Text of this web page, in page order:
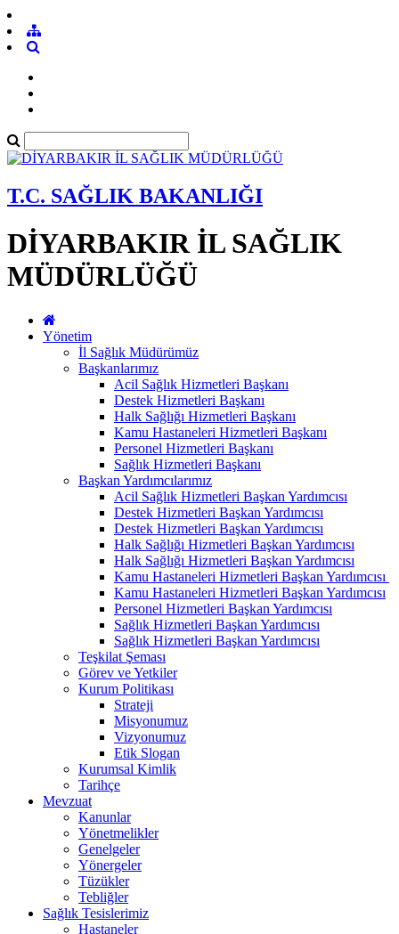
T.C. SAĞLIK BAKANLIĞI
DİYARBAKIR İL SAĞLIK
MÜDÜRLÜĞÜ
Yönetim
İl Sağlık Müdürümüz
Başkanlarımız
Acil Sağlık Hizmetleri Başkanı
Destek Hizmetleri Başkanı
Halk Sağlığı Hizmetleri Başkanı
Kamu Hastaneleri Hizmetleri Başkanı
Personel Hizmetleri Başkanı
Sağlık Hizmetleri Başkanı
Başkan Yardımcılarımız
Acil Sağlık Hizmetleri Başkan Yardımcısı
Destek Hizmetleri Başkan Yardımcısı
Destek Hizmetleri Başkan Yardımcısı
Halk Sağlığı Hizmetleri Başkan Yardımcısı
Halk Sağlığı Hizmetleri Başkan Yardımcısı
Kamu Hastaneleri Hizmetleri Başkan Yardımcısı ​
Kamu Hastaneleri Hizmetleri Başkan Yardımcısı
Personel Hizmetleri Başkan Yardımcısı
Sağlık Hizmetleri Başkan Yardımcısı
Sağlık Hizmetleri Başkan Yardımcısı
Teşkilat Şeması
Görev ve Yetkiler
Kurum Politikası
Strateji
Misyonumuz
Vizyonumuz
Etik Slogan
Kurumsal Kimlik
Tarihçe
Mevzuat
Kanunlar
Yönetmelikler
Genelgeler
Yönergeler
Tüzükler
Tebliğler
Sağlık Tesislerimiz
Hastaneler